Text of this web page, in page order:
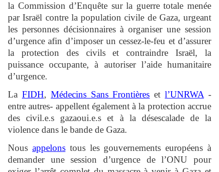
la Commission d’Enquête sur la guerre totale menée
par Israël contre la population civile de Gaza, urgeant
les personnes décisionnaires à organiser une session
d’urgence afin d’imposer un cessez-le-feu et d’assurer
la protection des civils et contraindre Israël, la
puissance occupante, à autoriser l’aide humanitaire
d’urgence.
La FIDH, Médecins Sans Frontières etl’UNRWA -
entre autres- appellent également à la protection accrue
des civil.e.s gazaoui.e.s et à la désescalade de la
violence dans le bande de Gaza.
Nous appelonstous les gouvernements européens à
demander une session d’urgence de l’ONU pour